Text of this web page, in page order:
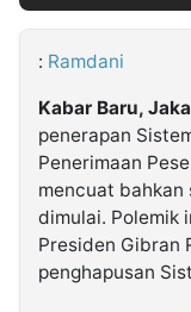
Kabarbaru.co
2026
Kabarbaru
: Ramdani
Kabar Baru,
penerapan
Penerimaan
mencuat bahkan
dimulai. Polemik
Presiden Gibran
penghapusan